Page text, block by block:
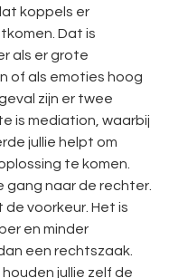
koppels er
Dat is
als er grote
of als emoties hoog
zijn er twee
is mediation, waarbij
jullie helpt om
te komen.
gang naar de rechter.
voorkeur. Het is
en minder
een rechtszaak.
jullie zelf de